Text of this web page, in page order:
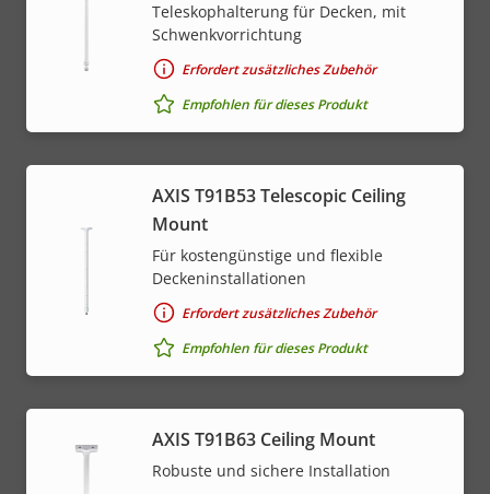
Teleskophalterung für Decken, mit
Schwenkvorrichtung
Erfordert zusätzliches Zubehör
Empfohlen für dieses Produkt
AXIS T91B53 Telescopic Ceiling
Mount
Für kostengünstige und flexible
Deckeninstallationen
Erfordert zusätzliches Zubehör
Empfohlen für dieses Produkt
AXIS T91B63 Ceiling Mount
Robuste und sichere Installation